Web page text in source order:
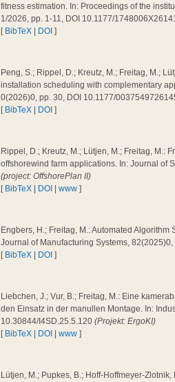
fitness estimation. In: Proceedings of the
1/2026, pp. 1-11, DOI 10.1177/
[ BibTeX DOI ]
Peng, S.; Rippel, D.; Kreutz, M.; Freitag, M.;
installation scheduling with complementary
0(2026)0, pp. 30, DOI 10.1177/
[ BibTeX DOI ]
Rippel, D.; Kreutz, M.; Lütjen, M.; Freitag, M.:
offshorewind farm applications. In: Journal of
(project: OffshorePlan II)
[ BibTeX DOI |www ]
Engbers, H.; Freitag, M.: Automated
Journal of Manufacturing Systems,
[ BibTeX DOI ]
Liebchen, J.; Vur, B.; Freitag, M.: Eine
den Einsatz in der manullen Montage. In:
10.30844/I4SD.25.5.120(Projekt: ErgoKI)
[ BibTeX DOI |www ]
Lütjen, M.; Pupkes, B.; Hoff-Hoffmeyer-